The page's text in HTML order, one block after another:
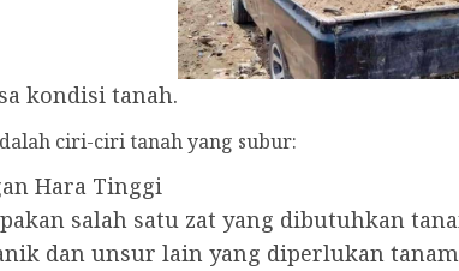
kondisi tanah.
ciri-ciri tanah yang subur:
Hara Tinggi
salah satu zat yang dibutuhkan
dan unsur lain yang diperlukan